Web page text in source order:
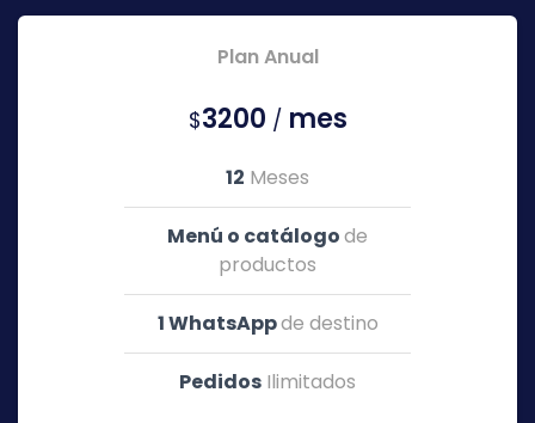
Plan Anual
$3200 /mes
12 Meses
Menú o catálogode
productos
1 WhatsAppde destino
Pedidos Ilimitados